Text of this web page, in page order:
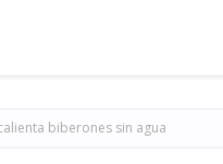
biberones sin agua